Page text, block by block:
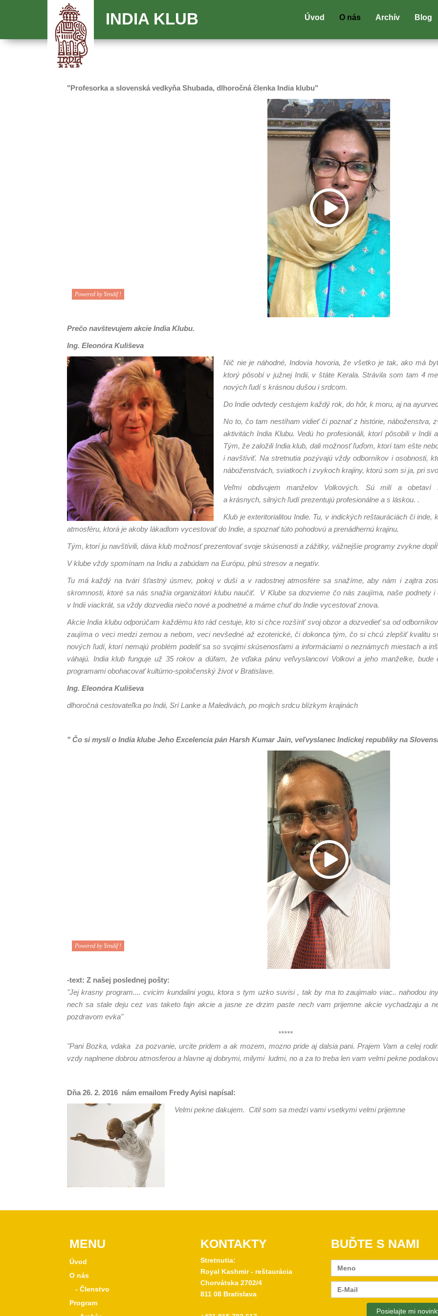
Úvod O nás Archív Blog
INDIA KLUB
"Profesorka a slovenská vedkyňa Shubada, dlhoročná členka India klubu"
Powered by Yendif !
Prečo navštevujem akcie India Klubu.
Ing. Eleonóra Kuliševa
Nič nie je náhodné, Indovia hovoria, že všetko je tak, ako má
ktorý pôsobí v južnej Indii, v štáte Kerala. Strávila som tam 4
nových ľudí s krásnou dušou i srdcom.
Do Indie odvtedy cestujem každý rok, do hôr, k moru, aj na
No to, čo tam nestíham vidieť či poznať z histórie, náboženstva,
aktivitách India Klubu. Vedú ho profesionáli, ktorí pôsobili v Indii
Tým, že založili India klub, dali možnosť ľuďom, ktorí tam ešte
i navštíviť. Na stretnutia pozývajú vždy odborníkov i osobnosti,
náboženstvách, sviatkoch i zvykoch krajiny, ktorú som si ja, pri
Veľmi obdivujem manželov Volkových. Sú milí a
a krásnych, silných ľudí prezentujú profesionálne a s láskou. .
Klub je exteritorialitou Indie. Tu, v indických reštauráciách či inde,
atmosféru, ktorá je akoby lákadlom vycestovať do Indie, a spoznať túto pohodovú a prenádhernú krajinu.
Tým, ktorí ju navštívili, dáva klub možnosť prezentovať svoje skúsenosti a zážitky, vážnejšie programy zvykne
V klube vždy spomínam na Indiu a zabúdam na Európu, plnú stresov a negatív.
Tu má každý na tvári šťastný úsmev, pokoj v duši a v radostnej atmosfére sa snažíme, aby nám i zajtra
skromnosti, ktoré sa nás snažia organizátori klubu naučiť. V Klube sa dozvieme čo nás zaujíma, naše podnety
v Indii viackrát, sa vždy dozvedia niečo nové a podnetné a máme chuť do Indie vycestovať znova.
Akcie India klubu odporúčam každému kto rád cestuje, kto si chce rozšíriť svoj obzor a dozvedieť sa od
zaujíma o veci medzi zemou a nebom, veci nevšedné až ezoterické, či dokonca tým, čo si chcú zlepšiť kvalitu
nových ľudí, ktorí nemajú problém podeliť sa so svojimi skúsenosťami a informáciami o neznámych miestach a
váhajú. India klub funguje už 35 rokov a dúfam, že vďaka pánu veľvyslancovi Volkovi a jeho manželke, bude
programami obohacovať kultúrno-spoločenský život v Bratislave.
Ing. Eleonóra Kuliševa
dlhoročná cestovateľka po Indii, Srí Lanke a Maledivách, po mojich srdcu blízkym krajinách
" Čo si myslí o India klube Jeho Excelencia pán Harsh Kumar Jain, veľvyslanec Indickej republiky na
Powered by Yendif !
-text: Z našej poslednej pošty:
"Jej krasny program....cvicim kundalini yogu, ktora s tym uzko suvisi , tak by ma to zaujimalo viac.. nahodou
nech sa stale deju cez vas taketo fajn akcie a jasne ze drzim paste nech vam prijemne akcie vychadzaju a
pozdravom evka"
*****
"Pani Bozka, vdaka za pozvanie, urcite pridem a ak mozem, mozno pride aj dalsia pani. Prajem Vam a celej
vzdy naplnene dobrou atmosferou a hlavne aj dobrymi, milymi ludmi, no a za to treba len vam velmi pekne
Dňa 26. 2. 2016 nám emailom Fredy Ayisi napísal:
Velmi pekne dakujem. Citil som sa medzi vami vsetkymi velmi prijemne
MENU
Úvod
O nás
- Členstvo
Program
KONTAKTY
Stretnutia:
Royal Kashmir - reštaurácia
Chorvátska 2702/4
811 08 Bratislava
BUĎTE S NAMI